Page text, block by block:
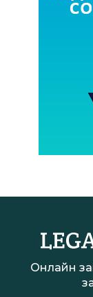
Онлайн